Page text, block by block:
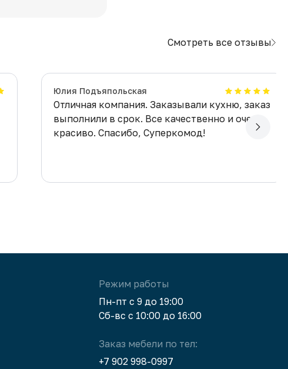
Смотреть все отзывы
Юлия Подъяпольская
Отличная компания. Заказывали кухню, заказ
выполнили в срок. Все качественно и очень
красиво. Спасибо, Суперкомод!
Режим работы
Пн-пт с 9 до 19:00
Сб-вс с 10:00 до 16:00
Заказ мебели по тел:
+7 902 998-0997